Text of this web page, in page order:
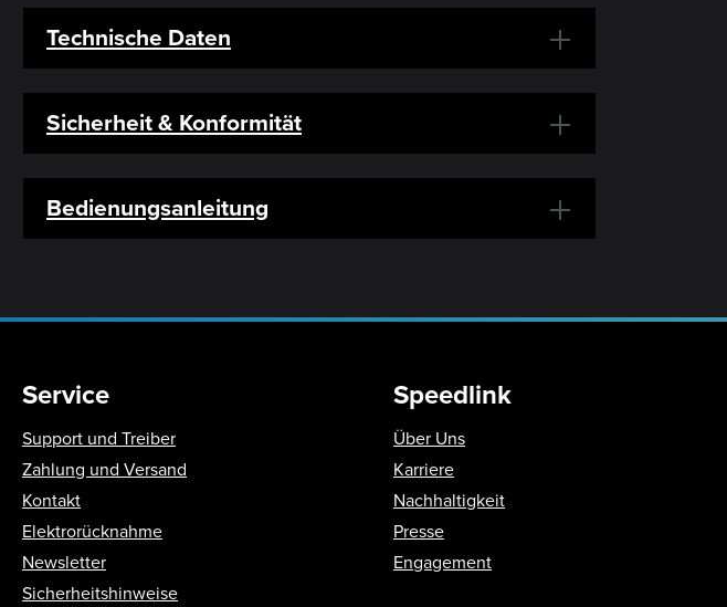
Technische Daten
Sicherheit & Konformität
Bedienungsanleitung
Service
Support und Treiber
Zahlung und Versand
Kontakt
Elektrorücknahme
Newsletter
Sicherheitshinweise
Speedlink
Über Uns
Karriere
Nachhaltigkeit
Presse
Engagement